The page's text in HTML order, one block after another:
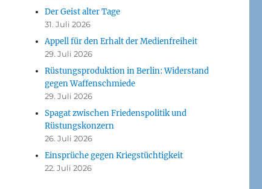
Der Geist alter Tage
31. Juli 2026
Appell für den Erhalt der Medienfreiheit
29. Juli 2026
Rüstungsproduktion in Berlin: Widerstand
gegen Waffenschmiede
29. Juli 2026
Spagat zwischen Friedenspolitik und
Rüstungskonzern
26. Juli 2026
Einsprüche gegen Kriegstüchtigkeit
22. Juli 2026